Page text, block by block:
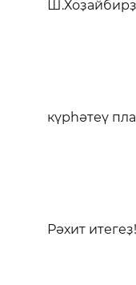
күрһәтеү
Рәхит итегеҙ!